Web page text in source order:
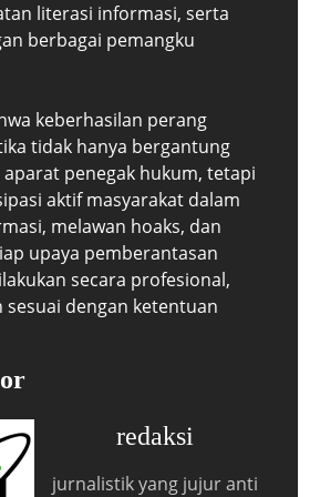
literasi informasi, serta
berbagai pemangku
keberhasilan perang
tidak hanya bergantung
aparat penegak hukum, tetapi
aktif masyarakat dalam
melawan hoaks, dan
upaya pemberantasan
secara profesional,
dengan ketentuan
redaksi
jurnalistik yang jujur anti